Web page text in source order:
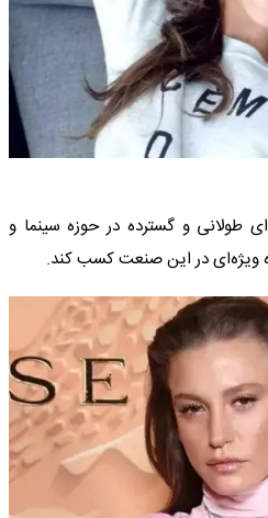
طولانی و گسترده در حوزه سینما و
ویژه‌ای در این صنعت کسب کند.